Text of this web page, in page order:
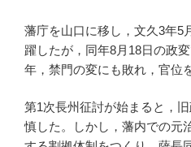
藩庁を山口に移し，文久3年5
躍したが，同年8月18日の政
年，禁門の変にも敗れ，官位
第1次長州征討が始まると，
慎した。しかし，藩内での元